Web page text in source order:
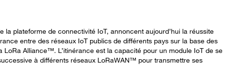
la plateforme de connectivité IoT, annoncent aujourd’hui la réussite
entre des réseaux IoT publics de différents pays sur la base des
Alliance™. L’itinérance est la capacité pour un module IoT de se
à différents réseaux LoRaWAN™ pour transmettre ses